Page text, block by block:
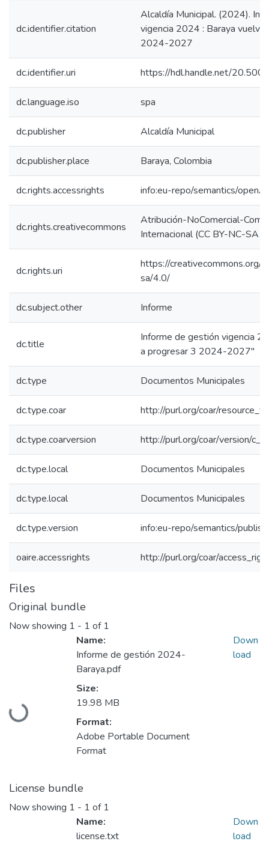
dc.identifier.citation
Alcaldía Municipal. (2024).
vigencia 2024 : Baraya vuelve
2024-2027
dc.identifier.uri https://hdl.handle.net/
dc.language.iso spa
dc.publisher Alcaldía Municipal
dc.publisher.place Baraya, Colombia
dc.rights.accessrights info:eu-repo/semantics/
dc.rights.creativecommons
Atribución-NoComercial-
Internacional (CC BY-NC-SA
dc.rights.uri
https://creativecommons.org/
sa/4.0/
dc.subject.other Informe
dc.title
Informe de gestión vigencia
a progresar 3 2024-2027"
dc.type Documentos Municipales
dc.type.coar http://purl.org/coar/
dc.type.coarversion http://purl.org/coar/version/
dc.type.local Documentos Municipales
dc.type.local Documentos Municipales
dc.type.version info:eu-repo/semantics/
oaire.accessrights http://purl.org/coar/
Files
Original bundle
Now showing 1 - 1 of 1
Loading...
Name:
Informe de gestión 2024-
Baraya.pdf
Size:
19.98 MB
Format:
Adobe Portable Document
Format
Down
load
License bundle
Now showing 1 - 1 of 1
Name:
license.txt
Down
load